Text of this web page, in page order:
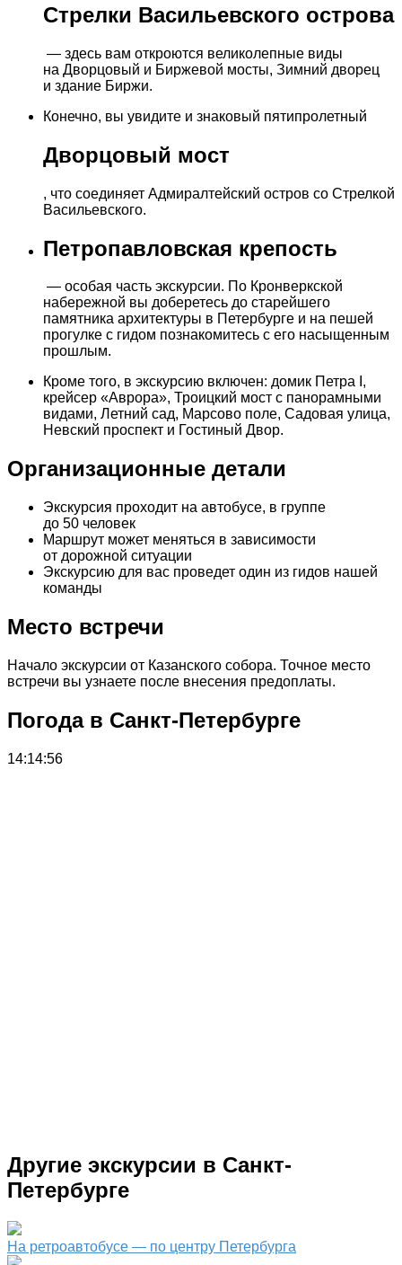
Стрелки Васильевского острова
— здесь вам откроются великолепные виды
на Дворцовый и Биржевой мосты, Зимний дворец
и здание Биржи.
Конечно, вы увидите и знаковый пятипролетный
Дворцовый мост
, что соединяет Адмиралтейский остров со Стрелкой
Васильевского.
Петропавловская крепость
— особая часть экскурсии. По Кронверкской
набережной вы доберетесь до старейшего
памятника архитектуры в Петербурге и на пешей
прогулке с гидом познакомитесь с его насыщенным
прошлым.
Кроме того, в экскурсию включен: домик Петра I,
крейсер «Аврора», Троицкий мост с панорамными
видами, Летний сад, Марсово поле, Садовая улица,
Невский проспект и Гостиный Двор.
Организационные детали
Экскурсия проходит на автобусе, в группе
до 50 человек
Маршрут может меняться в зависимости
от дорожной ситуации
Экскурсию для вас проведет один из гидов нашей
команды
Место встречи
Начало экскурсии от Казанского собора. Точное место
встречи вы узнаете после внесения предоплаты.
Погода в Санкт-Петербурге
14:14:56
Другие экскурсии в Санкт-
Петербурге
На ретроавтобусе — по центру Петербурга